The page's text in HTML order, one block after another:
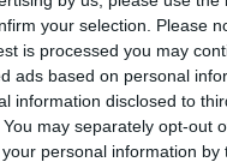
your selection. Please
is processed you may
ads based on personal
information disclosed to
may separately opt-out
personal information by
που έγινε το
βραδιάς σε
Εύβοιας